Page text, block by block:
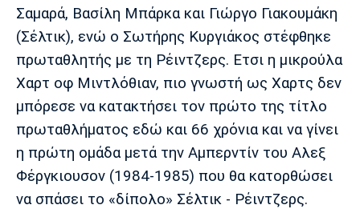
Μονακό
Ερυθρός
Αστέρας
Τότεναμ
Πόρτο Μπενφίκα
Σαμαρά, Βασίλη Μπάρκα και Γιώργο Γιακουμάκη
(Σέλτικ), ενώ ο Σωτήρης Κυργιάκος στέφθηκε
πρωταθλητής με τη Ρέιντζερς. Ετσι η μικρούλα
Χαρτ οφ Μιντλόθιαν, πιο γνωστή ως Χαρτς δεν
μπόρεσε να κατακτήσει τον πρώτο της τίτλο
πρωταθλήματος εδώ και 66 χρόνια και να γίνει
η πρώτη ομάδα μετά την Αμπερντίν του Αλεξ
Φέργκιουσον (1984-1985) που θα κατορθώσει
να σπάσει το «δίπολο» Σέλτικ - Ρέιντζερς.